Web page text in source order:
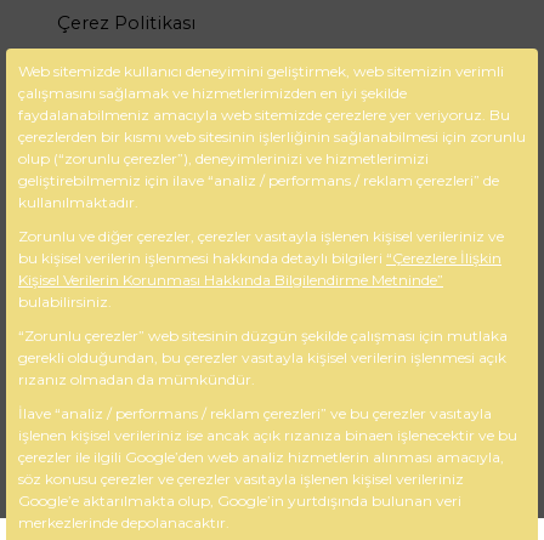
Çerez Politikası
Gizlilik Politikası
KVKK
İletişim Bilgileri
M:Gazi Osman Paşa Bulvarı No:
56 / 404 Çankaya – İZMİR
A: +90 232 425 18 36
T: +90 232 484 82 57
F:
info@afbainsaat.com
Copyright © 2024 Tüm Hakları Saklıdır.
Web sitemizde kullanıcı deneyimini geliştirmek, web sitemizin verimli
çalışmasını sağlamak ve hizmetlerimizden en iyi şekilde
faydalanabilmeniz amacıyla web sitemizde çerezlere yer veriyoruz. Bu
çerezlerden bir kısmı web sitesinin işlerliğinin sağlanabilmesi için zorunlu
olup (“zorunlu çerezler”), deneyimlerinizi ve hizmetlerimizi
geliştirebilmemiz için ilave “analiz / performans / reklam çerezleri” de
kullanılmaktadır.
Zorunlu ve diğer çerezler, çerezler vasıtayla işlenen kişisel verileriniz ve
bu kişisel verilerin işlenmesi hakkında detaylı bilgileri “Çerezlere İlişkin
Kişisel Verilerin Korunması Hakkında Bilgilendirme Metninde”
bulabilirsiniz.
“Zorunlu çerezler” web sitesinin düzgün şekilde çalışması için mutlaka
gerekli olduğundan, bu çerezler vasıtayla kişisel verilerin işlenmesi açık
rızanız olmadan da mümkündür.
İlave “analiz / performans / reklam çerezleri” ve bu çerezler vasıtayla
işlenen kişisel verileriniz ise ancak açık rızanıza binaen işlenecektir ve bu
çerezler ile ilgili Google’den web analiz hizmetlerin alınması amacıyla,
söz konusu çerezler ve çerezler vasıtayla işlenen kişisel verileriniz
Google’e aktarılmakta olup, Google’in yurtdışında bulunan veri
merkezlerinde depolanacaktır.